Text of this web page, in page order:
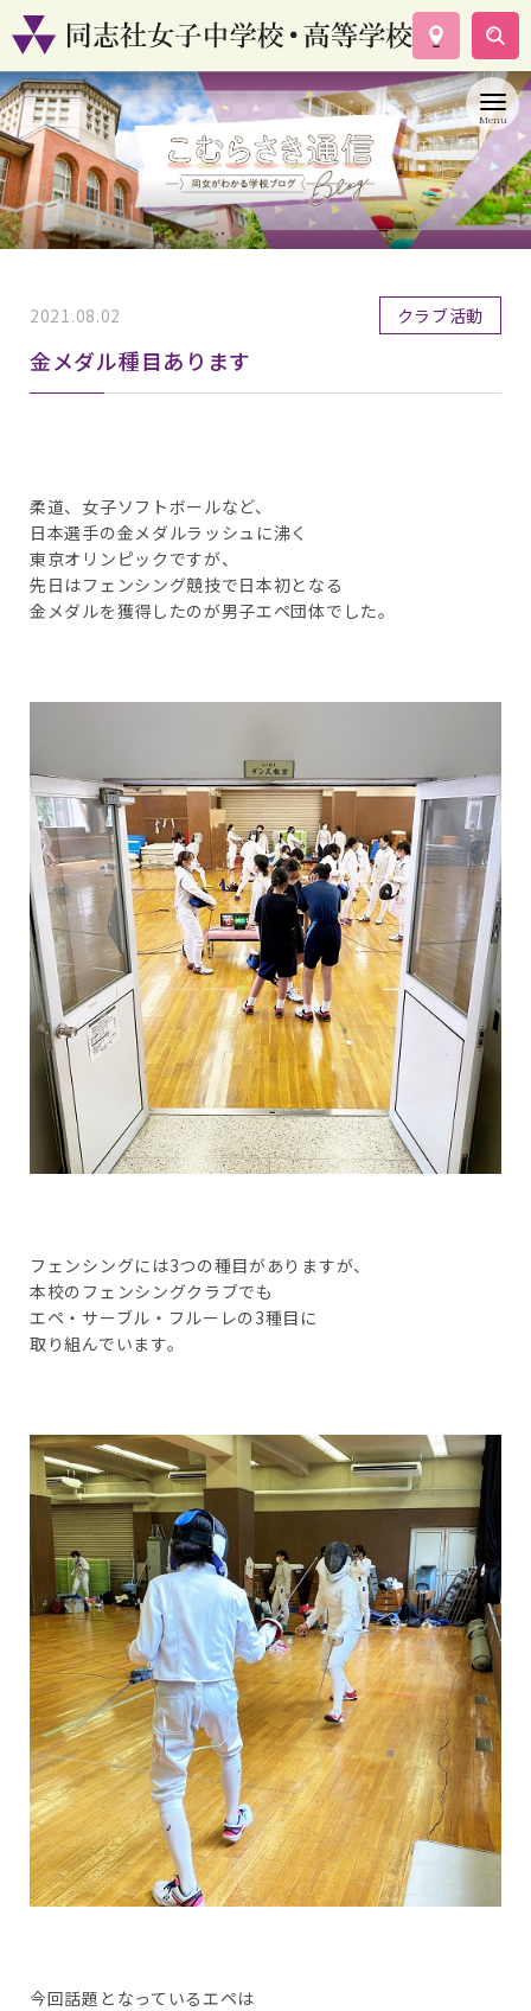
学校案内
コース紹介
学校生活
入試情報
資料請求
2021.08.02 クラブ活動
金メダル種目あります
柔道、女子ソフトボールなど、
日本選手の金メダルラッシュに沸く
東京オリンピックですが、
先日はフェンシング競技で日本初となる
金メダルを獲得したのが男子エペ団体でした。
フェンシングには3つの種目がありますが、
本校のフェンシングクラブでも
エペ・サーブル・フルーレの3種目に
取り組んでいます。
今回話題となっているエペは